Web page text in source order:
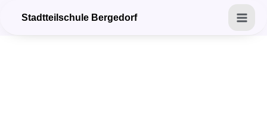
Stadtteilschule Bergedorf